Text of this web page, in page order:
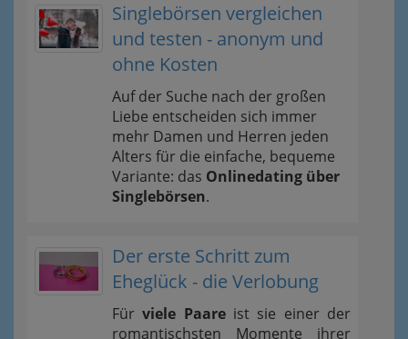
Singlebörsen vergleichen
und testen - anonym und
ohne Kosten
Auf der Suche nach der großen
Liebe entscheiden sich immer
mehr Damen und Herren jeden
Alters für die einfache, bequeme
Variante: das Onlinedating über
Singlebörsen.
Der erste Schritt zum
Eheglück - die Verlobung
Fürviele Paareist sie einer der
romantischsten Momente ihrer